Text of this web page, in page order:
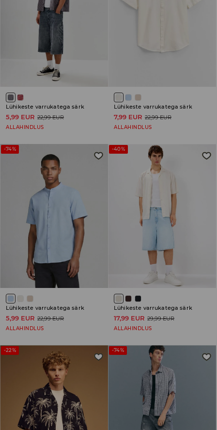
Lühikeste varrukatega särk
5,99 EUR 22,99 EUR
ALLAHINDLUS
Lühikeste varrukatega särk
7,99 EUR 22,99 EUR
ALLAHINDLUS
-74%
Lühikeste varrukatega särk
5,99 EUR 22,99 EUR
ALLAHINDLUS
-40%
Lühikeste varrukatega särk
17,99 EUR 29,99 EUR
ALLAHINDLUS
-22% -74%